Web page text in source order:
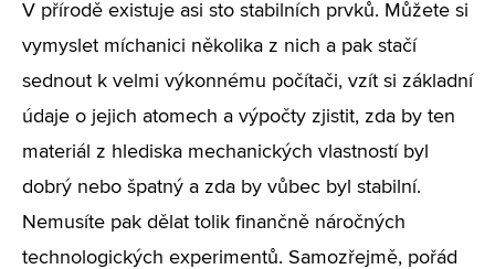
V přírodě existuje asi sto stabilních prvků. Můžete si
vymyslet míchanici několika z nich a pak stačí
sednout k velmi výkonnému počítači, vzít si základní
údaje o jejich atomech a výpočty zjistit, zda by ten
materiál z hlediska mechanických vlastností byl
dobrý nebo špatný a zda by vůbec byl stabilní.
Nemusíte pak dělat tolik finančně náročných
technologických experimentů. Samozřejmě, pořád